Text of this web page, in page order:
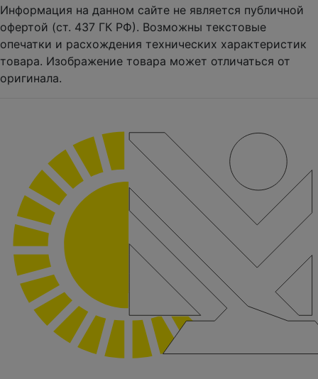
Информация на данном сайте не является публичной
офертой (ст. 437 ГК РФ). Возможны текстовые
опечатки и расхождения технических характеристик
товара. Изображение товара может отличаться от
оригинала.